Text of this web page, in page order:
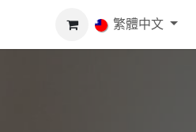
Help 繁體中文